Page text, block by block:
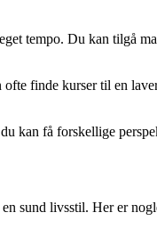
tempo. Du kan tilgå
finde kurser til en
kan få forskellige
sund livsstil. Her er